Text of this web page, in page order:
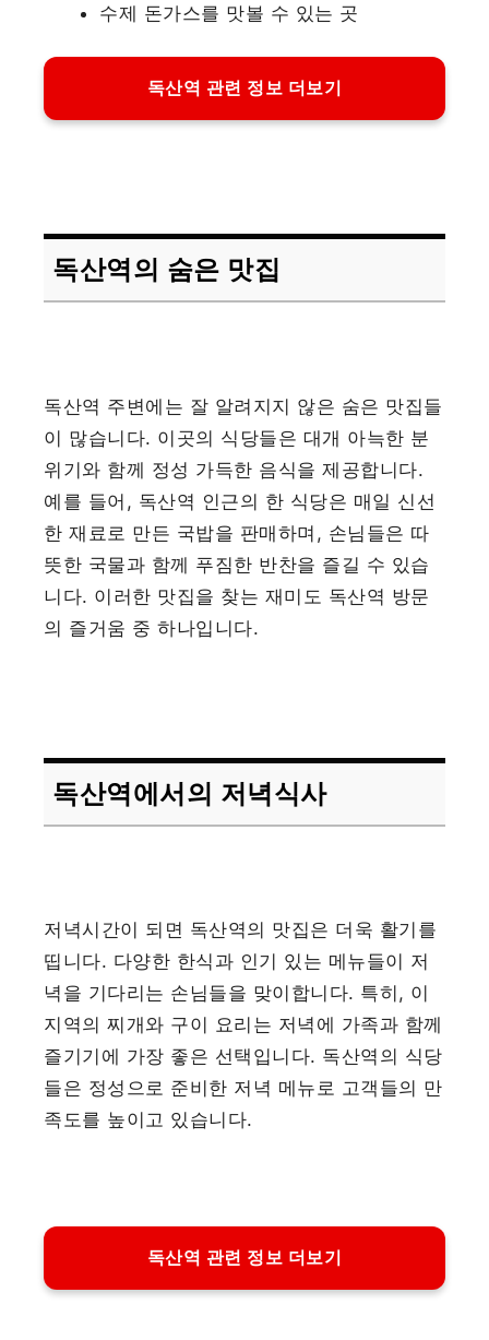
수제 돈가스를 맛볼 수 있는 곳
독산역 관련 정보 더보기
독산역의 숨은 맛집
독산역 주변에는 잘 알려지지 않은 숨은 맛집들
이 많습니다. 이곳의 식당들은 대개 아늑한 분
위기와 함께 정성 가득한 음식을 제공합니다.
예를 들어, 독산역 인근의 한 식당은 매일 신선
한 재료로 만든 국밥을 판매하며, 손님들은 따
뜻한 국물과 함께 푸짐한 반찬을 즐길 수 있습
니다. 이러한 맛집을 찾는 재미도 독산역 방문
의 즐거움 중 하나입니다.
독산역에서의 저녁식사
저녁시간이 되면 독산역의 맛집은 더욱 활기를
띱니다. 다양한 한식과 인기 있는 메뉴들이 저
녁을 기다리는 손님들을 맞이합니다. 특히, 이
지역의 찌개와 구이 요리는 저녁에 가족과 함께
즐기기에 가장 좋은 선택입니다. 독산역의 식당
들은 정성으로 준비한 저녁 메뉴로 고객들의 만
족도를 높이고 있습니다.
독산역 관련 정보 더보기